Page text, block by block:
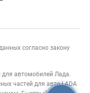
согласно закону
для автомобилей Лада.
частей для авто LADA